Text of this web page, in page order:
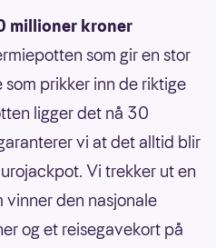
millioner kroner
som gir en stor
prikker inn de riktige
ligger det nå 30
vi at det alltid blir
Vi trekker ut en
vinner den nasjonale
og et reisegavekort på